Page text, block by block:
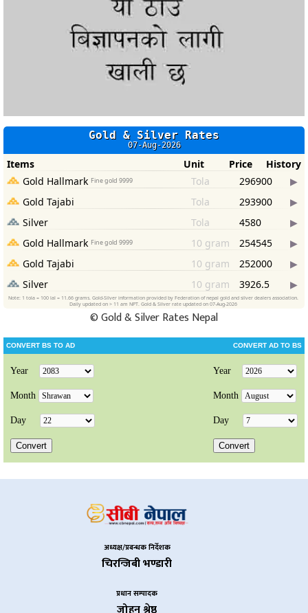
©Gold & Silver Rates Nepal
अध्यक्ष/प्रबन्धक निर्देशक
चिरन्जिबी भण्डारी
प्रधान सम्पादक